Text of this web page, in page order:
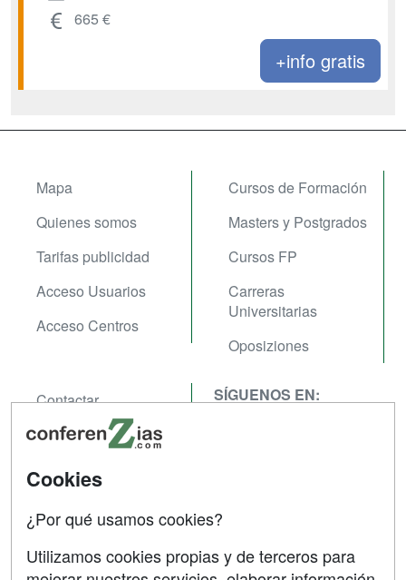
665 €
+info gratis
Mapa
Quienes somos
Tarifas publicidad
Acceso Usuarios
Acceso Centros
Cursos de Formación
Masters y Postgrados
Cursos FP
Carreras
Universitarias
Oposiziones
Contactar
Confidencialidad
Aviso legal
SÍGUENOS EN:
Cookies
¿Por qué usamos cookies?
Utilizamos cookies propias y de terceros para